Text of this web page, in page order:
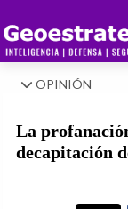
OPINIÓN
La
decapitación